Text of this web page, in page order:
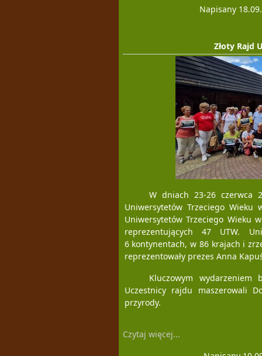
Napisany
Złoty Rajd
W dniach 23-26 czerwca
Uniwersytetów Trzeciego Wieku
Uniwersytetów Trzeciego Wieku
reprezentujących 47 UTW.
6 kontynentach, w 86 krajach i
reprezentowały prezes Anna
Kluczowym
Uczestnicy rajdu maszerowali
przyrody.
Czytaj więcej...